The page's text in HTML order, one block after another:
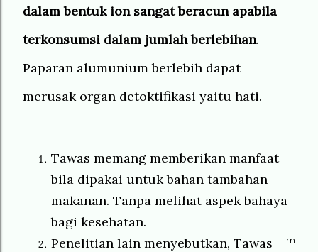
dalam bentuk ion sangat beracun apabila
terkonsumsi dalam jumlah berlebihan.
Paparan alumunium berlebih dapat
merusak organ detoktifikasi yaitu hati.
Tawas memang memberikan manfaat
bila dipakai untuk bahan tambahan
makanan. Tanpa melihat aspek bahaya
bagi kesehatan.
m
Penelitian lain menyebutkan, Tawas